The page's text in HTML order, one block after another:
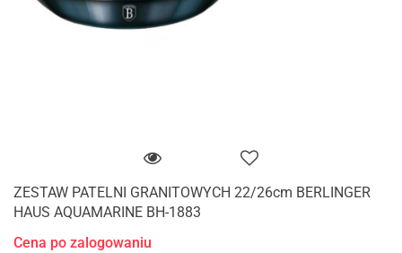
ZESTAW PATELNI GRANITOWYCH 22/26cm BERLINGER
HAUS AQUAMARINE BH-1883
Cena po zalogowaniu